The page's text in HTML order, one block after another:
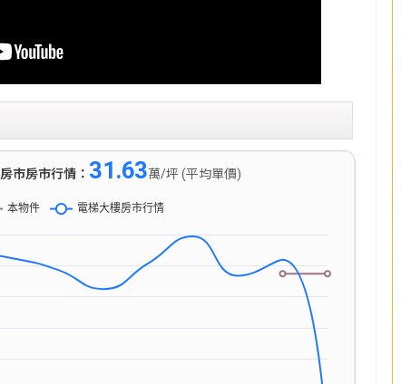
房市房市行情： 31.63萬/坪 (平均單價)